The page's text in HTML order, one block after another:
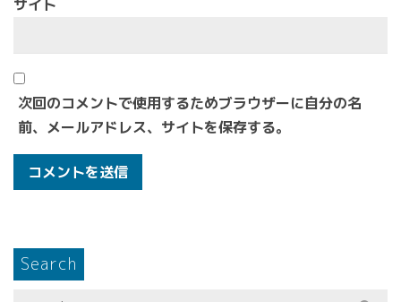
サイト
次回のコメントで使用するためブラウザーに自分の名
前、メールアドレス、サイトを保存する。
Search